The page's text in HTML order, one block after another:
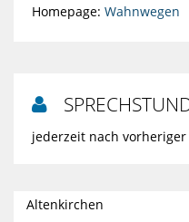
Homepage: Wahnwegen

jederzeit nach
Altenkirchen